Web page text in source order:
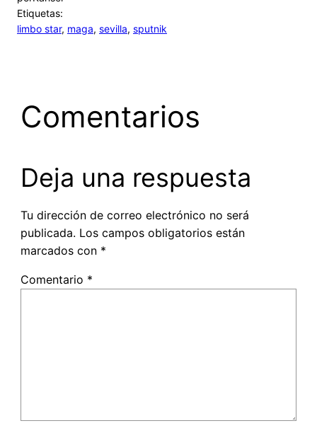
Etiquetas:
limbo star, maga, sevilla, sputnik
Comentarios
Deja una respuesta
Tu dirección de correo electrónico no será
publicada. Los campos obligatorios están
marcados con *
Comentario *